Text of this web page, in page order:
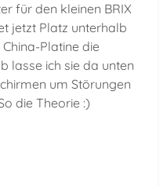
für den kleinen BRIX
jetzt Platz unterhalb
China-Platine die
lasse ich sie da unten
um Störungen
die Theorie :)